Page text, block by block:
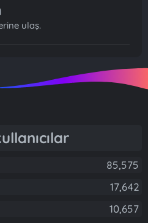
ulaş.
85,575
17,642
10,657